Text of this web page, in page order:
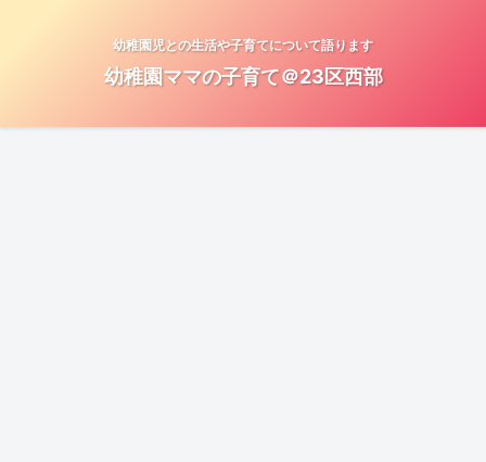
幼稚園児との生活や子育てについて語ります
幼稚園ママの子育て＠23区西部